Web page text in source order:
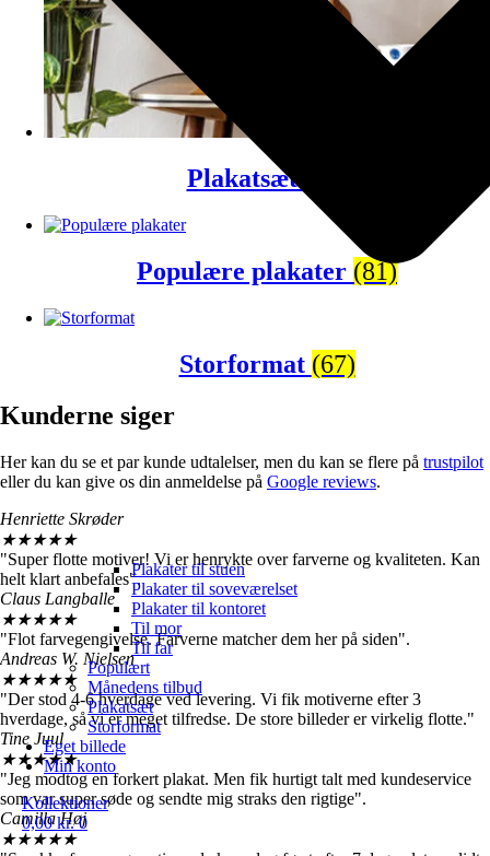
Plakater til stuen
Plakater til soveværelset
Plakater til kontoret
Til mor
Til far
Populært
Månedens tilbud
Plakatsæt
Storformat
Eget billede
Min konto
Kollektioner
0,00kr. 0
Plakatsæt
Populære plakater (81)
Storformat (67)
Kunderne siger
Her kan du se et par kunde udtalelser, men du kan se flere på trustpilot
eller du kan give os din anmeldelse på Google reviews.
Henriette Skrøder
★★★★★
"Super flotte motiver! Vi er henrykte over farverne og kvaliteten. Kan
helt klart anbefales".
Claus Langballe
★★★★★
"Flot farvegengivelse. Farverne matcher dem her på siden".
Andreas W. Nielsen
★★★★★
"Der stod 4-6 hverdage ved levering. Vi fik motiverne efter 3
hverdage, så vi er meget tilfredse. De store billeder er virkelig flotte."
Tine Juul
★★★★★
"Jeg modtog en forkert plakat. Men fik hurtigt talt med kundeservice
som var super søde og sendte mig straks den rigtige".
Camilla Høj
★★★★★